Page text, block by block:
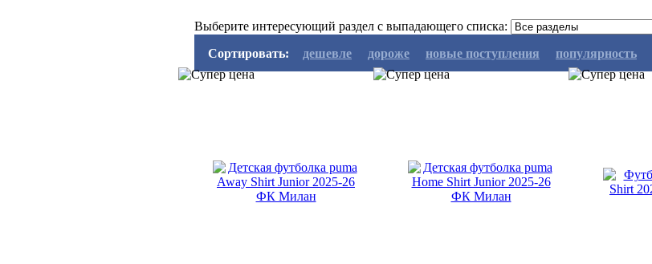
Выберите интересующий раздел с выпадающего списка:
Сортировать:
дешевле дороже новые поступления популярность